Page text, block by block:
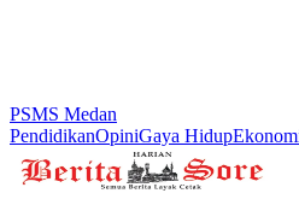
PSMS Medan
PendidikanOpiniGaya Hidup